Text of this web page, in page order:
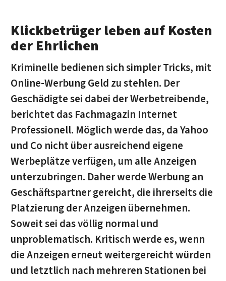
Klickbetrüger leben auf Kosten
der Ehrlichen
Kriminelle bedienen sich simpler Tricks, mit
Online-Werbung Geld zu stehlen. Der
Geschädigte sei dabei der Werbetreibende,
berichtet das Fachmagazin Internet
Professionell. Möglich werde das, da Yahoo
und Co nicht über ausreichend eigene
Werbeplätze verfügen, um alle Anzeigen
unterzubringen. Daher werde Werbung an
Geschäftspartner gereicht, die ihrerseits die
Platzierung der Anzeigen übernehmen.
Soweit sei das völlig normal und
unproblematisch. Kritisch werde es, wenn
die Anzeigen erneut weitergereicht würden
und letztlich nach mehreren Stationen bei